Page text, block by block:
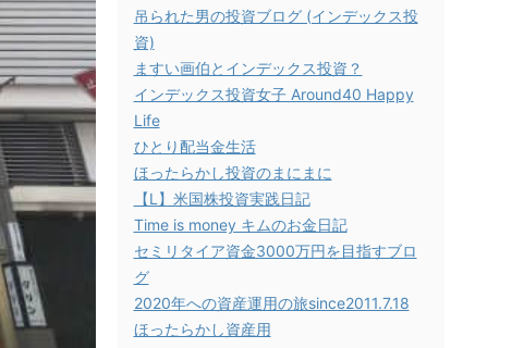
吊られた男の投資ブログ (インデックス投
資)
ますい画伯とインデックス投資？
インデックス投資女子 Around40 Happy
Life
ひとり配当金生活
ほったらかし投資のまにまに
【L】米国株投資実践日記
Time is money キムのお金日記
セミリタイア資金3000万円を目指すブロ
グ
2020年への資産運用の旅since2011.7.18
ほったらかし資産用